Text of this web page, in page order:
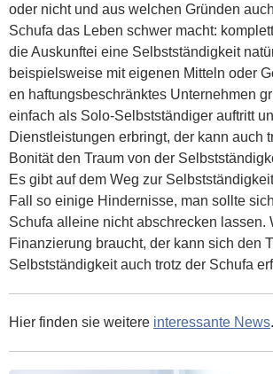
oder nicht und aus welchen Gründen
Schufa das Leben schwer macht:
die Auskunftei eine Selbstständigkeit
beispielsweise mit eigenen Mitteln oder
en haftungsbeschränktes Unternehmen
einfach als Solo-Selbstständiger auftritt
Dienstleistungen erbringt, der kann auch
Bonität den Traum von der
Es gibt auf dem Weg zur
Fall so einige Hindernisse, man sollte
Schufa alleine nicht abschrecken lassen.
Finanzierung braucht, der kann sich den
Selbstständigkeit auch trotz der Schufa
Hier finden sie weitere interessante News.